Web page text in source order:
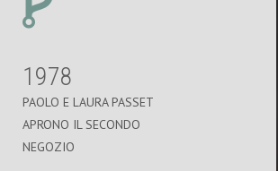
1978
PAOLO E LAURA PASSET
APRONO IL SECONDO
NEGOZIO